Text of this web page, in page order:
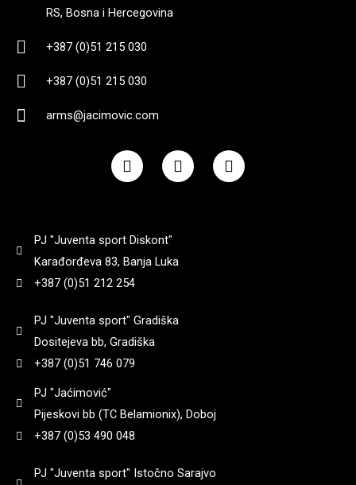
RS, Bosna i Hercegovina
+387 (0)51 215 030
+387 (0)51 215 030
arms@jacimovic.com
F
a
c
o
k
I
n
s
a
Y
o
u
PJ "Juventa sport Diskont"
Karađorđeva 83, Banja Luka
+387 (0)51 212 254
PJ "Juventa sport" Gradiška
Dositejeva bb, Gradiška
+387 (0)51 746 079
PJ "Jaćimović"
Pijeskovi bb (TC Belamionix), Doboj
+387 (0)53 490 048
PJ "Juventa sport" Istočno Sarajvo